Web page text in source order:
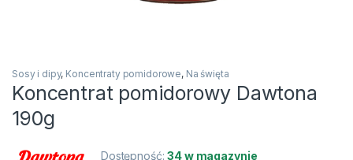
Sosy i dipy, Koncentraty pomidorowe, Na święta
Koncentrat pomidorowy Dawtona
190g
Dostępność:34 w magazynie